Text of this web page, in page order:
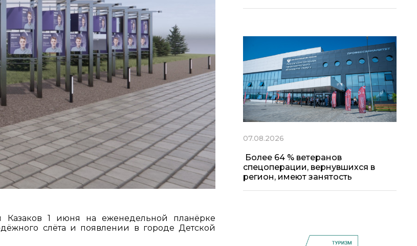
1 июня на еженедельной планёрке
слёта и появлении в городе Детской
07.08.2026
Более 64 % ветеранов
спецоперации, вернувшихся в
регион, имеют занятость